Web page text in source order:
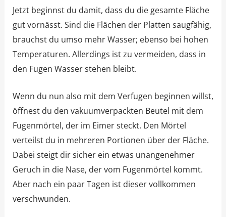
Jetzt beginnst du damit, dass du die gesamte Fläche
gut vornässt. Sind die Flächen der Platten saugfähig,
brauchst du umso mehr Wasser; ebenso bei hohen
Temperaturen. Allerdings ist zu vermeiden, dass in
den Fugen Wasser stehen bleibt.
Wenn du nun also mit dem Verfugen beginnen willst,
öffnest du den vakuumverpackten Beutel mit dem
Fugenmörtel, der im Eimer steckt. Den Mörtel
verteilst du in mehreren Portionen über der Fläche.
Dabei steigt dir sicher ein etwas unangenehmer
Geruch in die Nase, der vom Fugenmörtel kommt.
Aber nach ein paar Tagen ist dieser vollkommen
verschwunden.